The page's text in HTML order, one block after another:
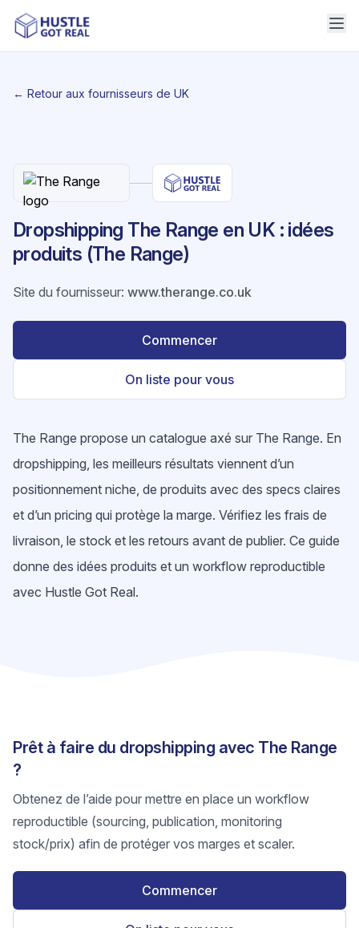
← Retour aux fournisseurs de UK
Dropshipping The Range en UK : idées
produits (The Range)
Site du fournisseur: www.therange.co.uk
Commencer
On liste pour vous
The Range propose un catalogue axé sur The Range. En
dropshipping, les meilleurs résultats viennent d’un
positionnement niche, de produits avec des specs claires
et d’un pricing qui protège la marge. Vérifiez les frais de
livraison, le stock et les retours avant de publier. Ce guide
donne des idées produits et un workflow reproductible
avec Hustle Got Real.
Prêt à faire du dropshipping avec The Range
?
Obtenez de l’aide pour mettre en place un workflow
reproductible (sourcing, publication, monitoring
stock/prix) afin de protéger vos marges et scaler.
Commencer